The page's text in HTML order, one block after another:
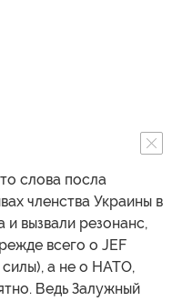
слова посла
членства Украины в
вызвали резонанс,
всего о JEF
а не о НАТО,
Ведь Залужный